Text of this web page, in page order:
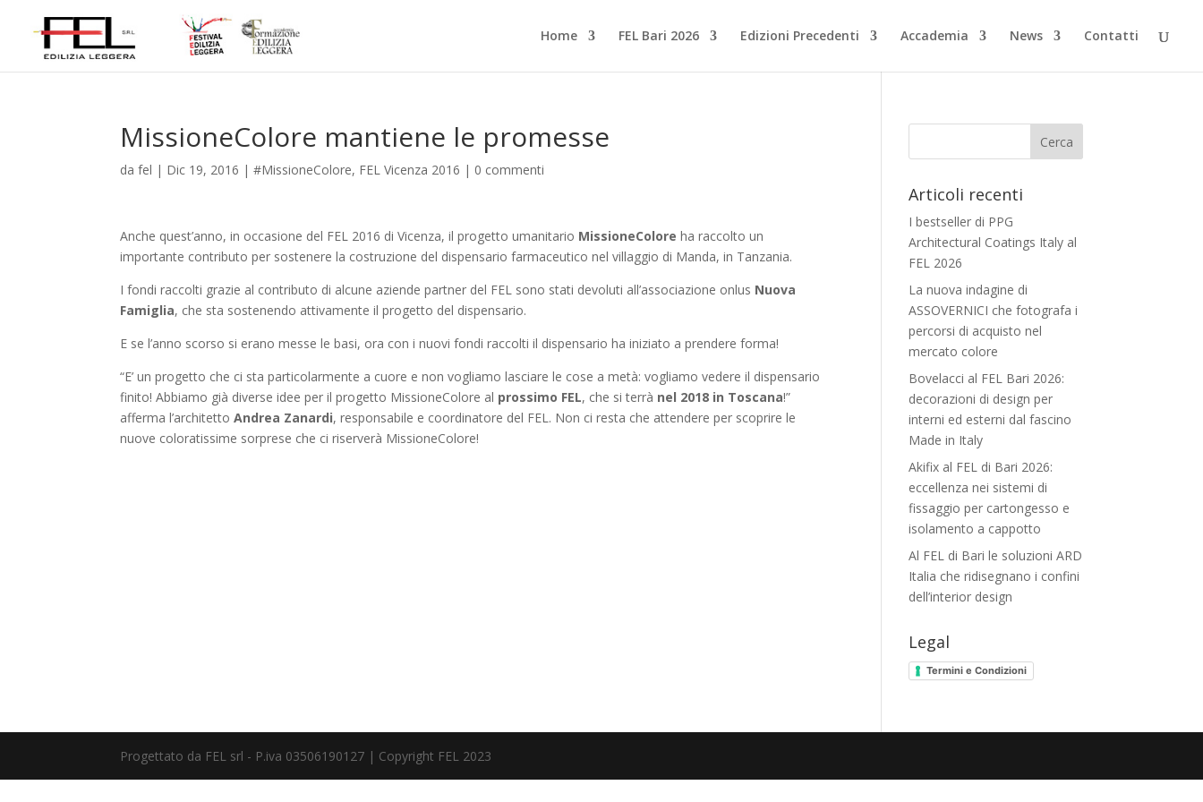
Home FEL Bari 2026 Edizioni Precedenti Accademia News Contatti
MissioneColore mantiene le promesse
dafel | Dic 19, 2016 |#MissioneColore, FEL Vicenza 2016 | 0 commenti
Anche quest’anno, in occasione del FEL 2016 di Vicenza, il progetto umanitario MissioneColore ha raccolto un
importante contributo per sostenere la costruzione del dispensario farmaceutico nel villaggio di Manda, in Tanzania.
I fondi raccolti grazie al contributo di alcune aziende partner del FEL sono stati devoluti all’associazione onlus Nuova
Famiglia, che sta sostenendo attivamente il progetto del dispensario.
E se l’anno scorso si erano messe le basi, ora con i nuovi fondi raccolti il dispensario ha iniziato a prendere forma!
“E’ un progetto che ci sta particolarmente a cuore e non vogliamo lasciare le cose a metà: vogliamo vedere il dispensario
finito! Abbiamo già diverse idee per il progetto MissioneColore al prossimo FEL, che si terrà nel 2018 in Toscana!”
afferma l’architettoAndrea Zanardi, responsabile e coordinatore del FEL. Non ci resta che attendere per scoprire le
nuove coloratissime sorprese che ci riserverà MissioneColore!
Articoli recenti
I bestseller di PPG
Architectural Coatings Italy al
FEL 2026
La nuova indagine di
ASSOVERNICI che fotografa i
percorsi di acquisto nel
mercato colore
Bovelacci al FEL Bari 2026:
decorazioni di design per
interni ed esterni dal fascino
Made in Italy
Akifix al FEL di Bari 2026:
eccellenza nei sistemi di
fissaggio per cartongesso e
isolamento a cappotto
Al FEL di Bari le soluzioni ARD
Italia che ridisegnano i confini
dell’interior design
Legal
Termini e Condizioni
Progettato da FEL srl - P.iva 03506190127 | Copyright FEL 2023